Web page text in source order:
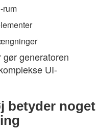
rum
generatoren
UI-
betyder noget